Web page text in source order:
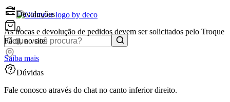
0
Devoluções
As trocas e devolução de pedidos devem ser solicitados pelo Troque
Fácil, no site.
Saiba mais
Dúvidas
Fale conosco através do chat no canto inferior direito.